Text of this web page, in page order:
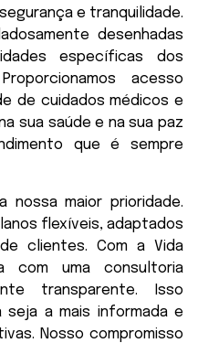
e tranquilidade.
desenhadas
específicas dos
acesso
de cuidados médicos e
sua saúde e na sua paz
que é sempre
nossa maior prioridade.
flexíveis, adaptados
clientes. Com a Vida
com uma consultoria
transparente. Isso
a mais informada e
Nosso compromisso